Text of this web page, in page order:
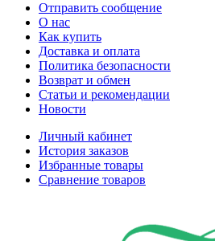
Отправить сообщение
О нас
Как купить
Доставка и оплата
Политика безопасности
Возврат и обмен
Статьи и рекомендации
Новости
Личный кабинет
История заказов
Избранные товары
Сравнение товаров